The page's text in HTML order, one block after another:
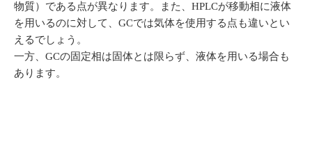
物質）である点が異なります。また、HPLCが移動相に液体
を用いるのに対して、GCでは気体を使用する点も違いとい
えるでしょう。
一方、GCの固定相は固体とは限らず、液体を用いる場合も
あります。